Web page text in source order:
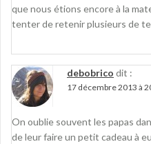
que nous étions encore à la
tenter de retenir plusieurs de
debobrico dit :
17 décembre 2013 à
On oublie souvent les papas
de leur faire un petit cadeau à